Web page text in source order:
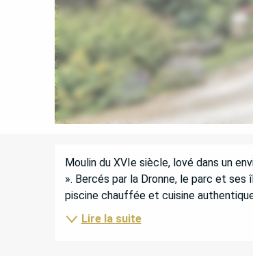
DESCRIPTION
Moulin du XVIe siècle, lové dans un
». Bercés par la Dronne, le parc et ses
piscine chauffée et cuisine
Lire la suite